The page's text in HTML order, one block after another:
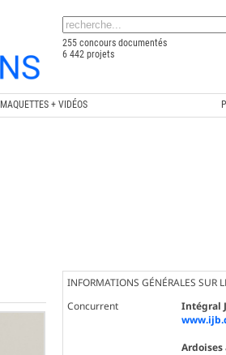
255 concours documentés
6 442 projets
MAQUETTES + VIDÉOS
INFORMATIONS GÉNÉRALES SUR
Concurrent
Intégral